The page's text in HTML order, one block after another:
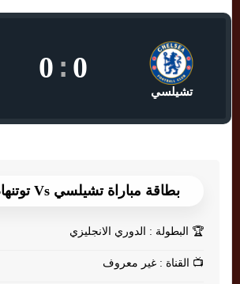
تشيلسي
0
:
0
بطاقة مباراة تشيلسي Vs توتنهام
🏆 البطولة : الدوري الانجليزي
📺 القناة : غير معروف